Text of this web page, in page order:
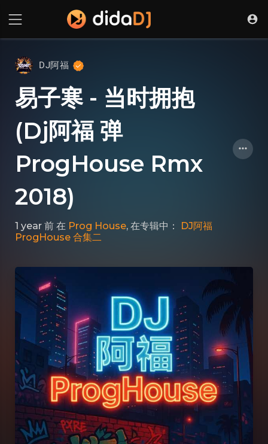
DJ阿福
易子寒 - 当时拥抱
(Dj阿福 弹
ProgHouse Rmx
2018)
1 year 前 在 Prog House, 在专辑中：
DJ阿福
ProgHouse 合集二